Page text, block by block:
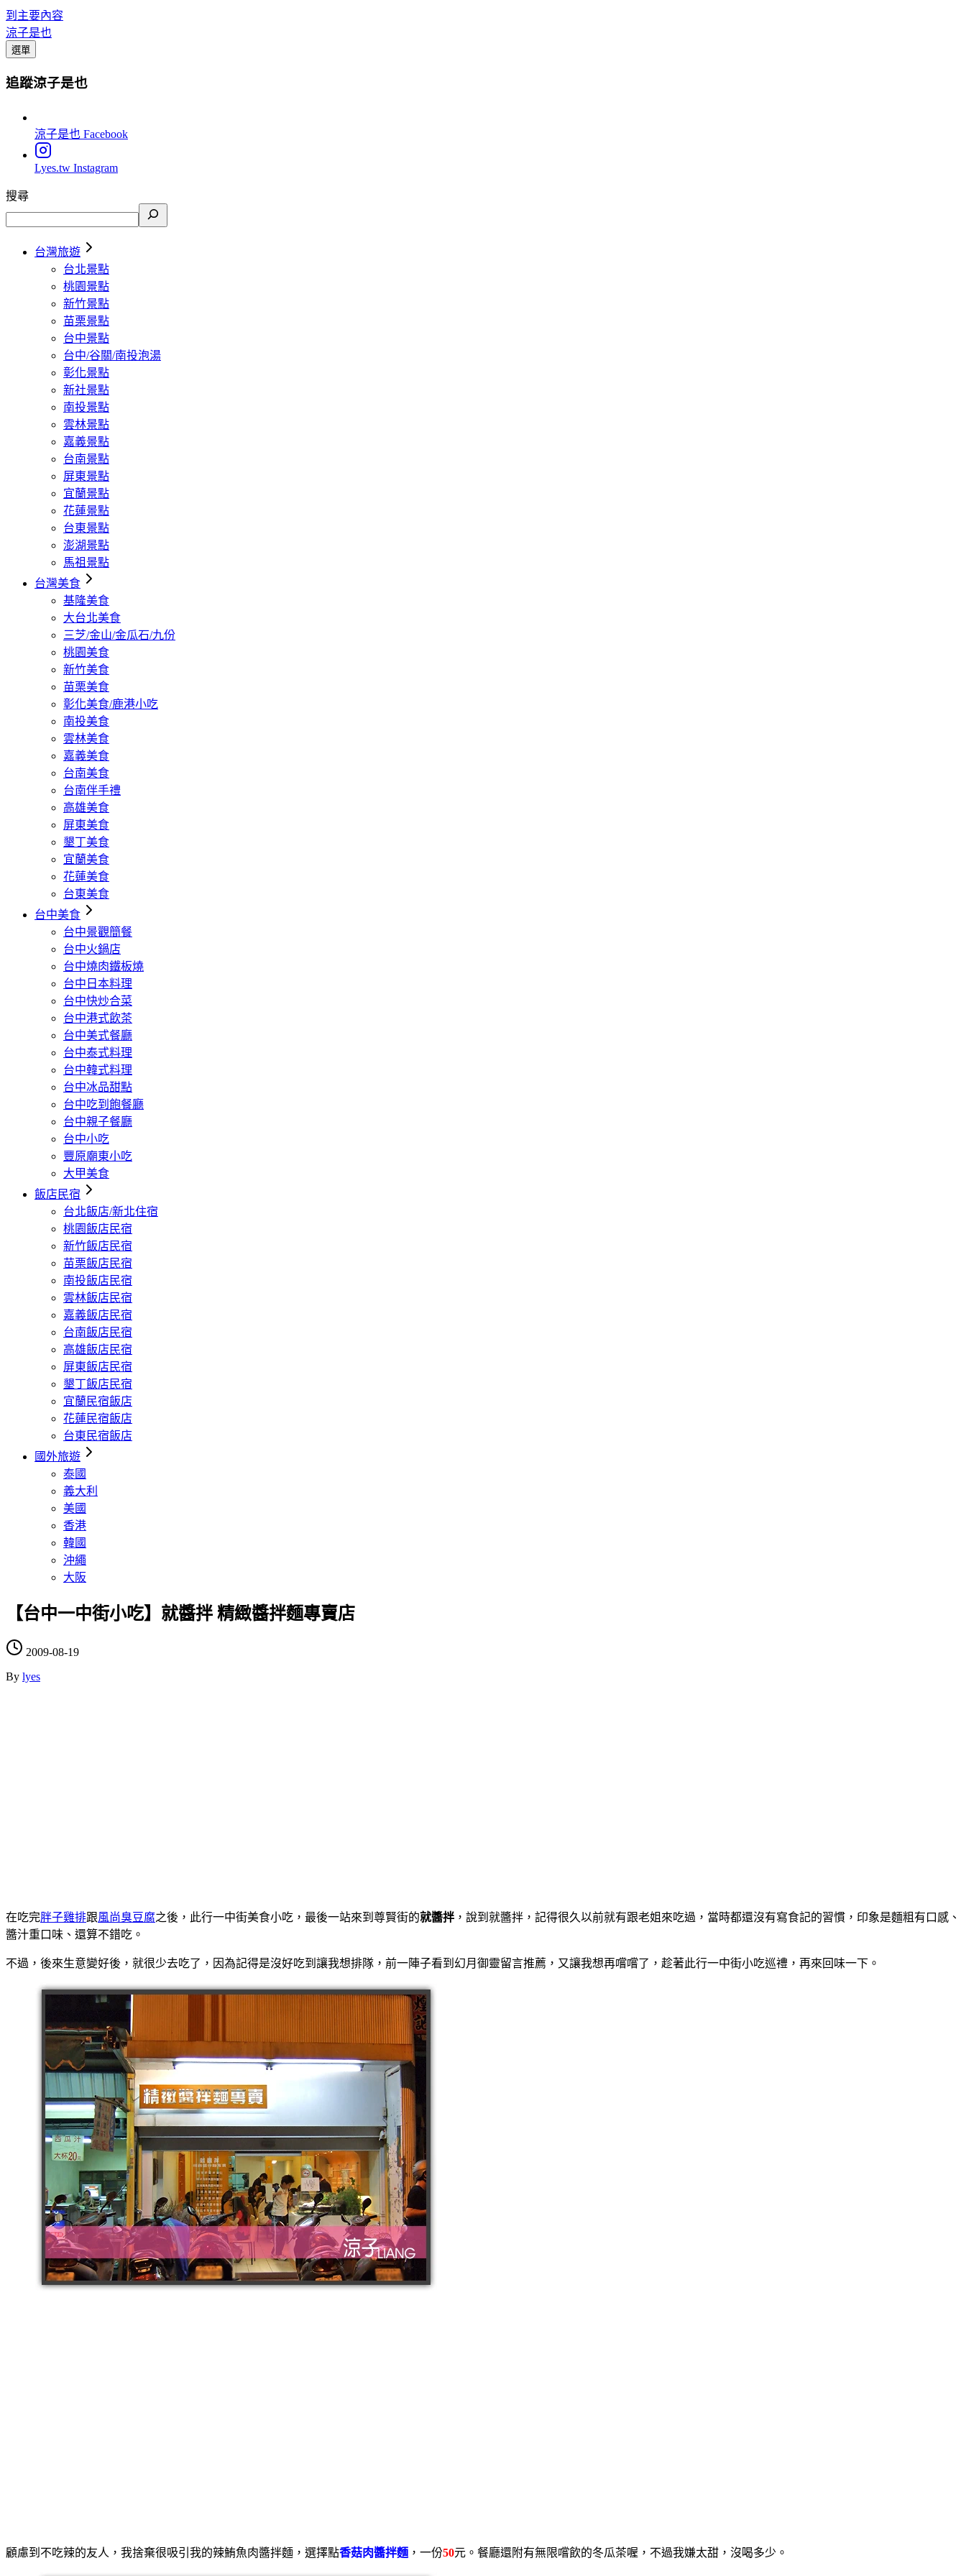
到主要內容
涼子是也
選單
追蹤涼子是也
涼子是也 Facebook
Lyes.tw Instagram
搜尋
台灣旅遊
台北景點
桃園景點
新竹景點
苗栗景點
台中景點
台中/谷關/南投泡湯
彰化景點
新社景點
南投景點
雲林景點
嘉義景點
台南景點
屏東景點
宜蘭景點
花蓮景點
台東景點
澎湖景點
馬祖景點
台灣美食
基隆美食
大台北美食
三芝/金山/金瓜石/九份
桃園美食
新竹美食
苗栗美食
彰化美食/鹿港小吃
南投美食
雲林美食
嘉義美食
台南美食
台南伴手禮
高雄美食
屏東美食
墾丁美食
宜蘭美食
花蓮美食
台東美食
台中美食
台中景觀簡餐
台中火鍋店
台中燒肉鐵板燒
台中日本料理
台中快炒合菜
台中港式飲茶
台中美式餐廳
台中泰式料理
台中韓式料理
台中冰品甜點
台中吃到飽餐廳
台中親子餐廳
台中小吃
豐原廟東小吃
大甲美食
飯店民宿
台北飯店/新北住宿
桃園飯店民宿
新竹飯店民宿
苗栗飯店民宿
南投飯店民宿
雲林飯店民宿
嘉義飯店民宿
台南飯店民宿
高雄飯店民宿
屏東飯店民宿
墾丁飯店民宿
宜蘭民宿飯店
花蓮民宿飯店
台東民宿飯店
國外旅遊
泰國
義大利
美國
香港
韓國
沖繩
大阪
【台中一中街小吃】就醬拌 精緻醬拌麵專賣店
2009-08-19
By lyes
在吃完胖子雞排跟風尚臭豆腐之後，此行一中街美食小吃，最後一站來到尊賢街的就醬拌 ，說到就醬拌，記得很久以前就有跟老姐來吃過，當時都還沒有寫食記的習慣，印象是麵粗有口感、
醬汁重口味、還算不錯吃。
不過，後來生意變好後，就很少去吃了，因為記得是沒好吃到讓我想排隊，前一陣子看到幻月御靈留言推薦，又讓我想再嚐嚐了，趁著此行一中街小吃巡禮，再來回味一下。
顧慮到不吃辣的友人，我捨棄很吸引我的辣鮪魚肉醬拌麵，選擇點香菇肉醬拌麵 ，一份50元。餐廳還附有無限嚐飲的冬瓜茶喔，不過我嫌太甜，沒喝多少。